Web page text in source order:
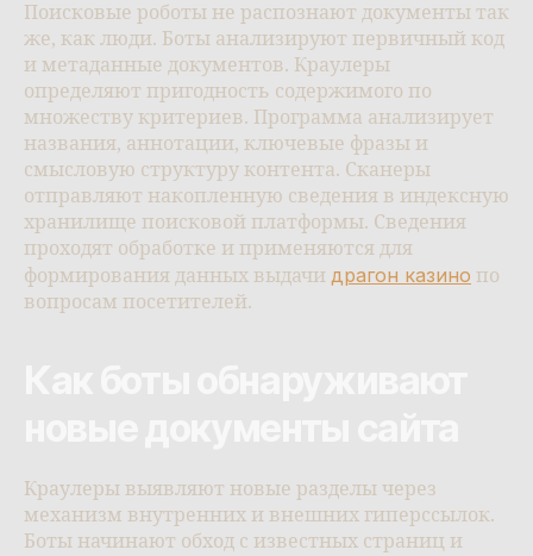
Поисковые роботы не распознают документы так
же, как люди. Боты анализируют первичный код
и метаданные документов. Краулеры
определяют пригодность содержимого по
множеству критериев. Программа анализирует
названия, аннотации, ключевые фразы и
смысловую структуру контента. Сканеры
отправляют накопленную сведения в индексную
хранилище поисковой платформы. Сведения
проходят обработке и применяются для
формирования данных выдачи драгон казино по
вопросам посетителей.
Краулеры выявляют новые разделы через
механизм внутренних и внешних гиперссылок.
Боты начинают обход с известных страниц и